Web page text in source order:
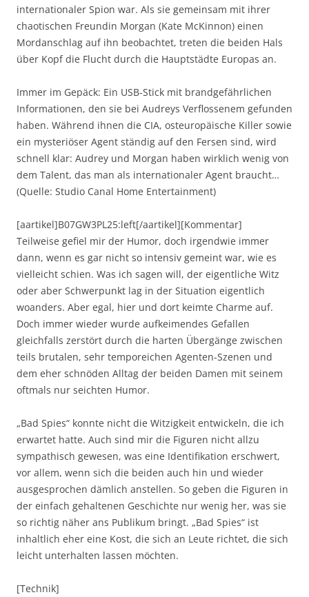
internationaler Spion war. Als sie gemeinsam mit ihrer
chaotischen Freundin Morgan (Kate McKinnon) einen
Mordanschlag auf ihn beobachtet, treten die beiden Hals
über Kopf die Flucht durch die Hauptstädte Europas an.
Immer im Gepäck: Ein USB-Stick mit brandgefährlichen
Informationen, den sie bei Audreys Verflossenem gefunden
haben. Während ihnen die CIA, osteuropäische Killer sowie
ein mysteriöser Agent ständig auf den Fersen sind, wird
schnell klar: Audrey und Morgan haben wirklich wenig von
dem Talent, das man als internationaler Agent braucht…
(Quelle: Studio Canal Home Entertainment)
[aartikel]B07GW3PL25:left[/aartikel][Kommentar]
Teilweise gefiel mir der Humor, doch irgendwie immer
dann, wenn es gar nicht so intensiv gemeint war, wie es
vielleicht schien. Was ich sagen will, der eigentliche Witz
oder aber Schwerpunkt lag in der Situation eigentlich
woanders. Aber egal, hier und dort keimte Charme auf.
Doch immer wieder wurde aufkeimendes Gefallen
gleichfalls zerstört durch die harten Übergänge zwischen
teils brutalen, sehr temporeichen Agenten-Szenen und
dem eher schnöden Alltag der beiden Damen mit seinem
oftmals nur seichten Humor.
„Bad Spies“ konnte nicht die Witzigkeit entwickeln, die ich
erwartet hatte. Auch sind mir die Figuren nicht allzu
sympathisch gewesen, was eine Identifikation erschwert,
vor allem, wenn sich die beiden auch hin und wieder
ausgesprochen dämlich anstellen. So geben die Figuren in
der einfach gehaltenen Geschichte nur wenig her, was sie
so richtig näher ans Publikum bringt. „Bad Spies“ ist
inhaltlich eher eine Kost, die sich an Leute richtet, die sich
leicht unterhalten lassen möchten.
[Technik]